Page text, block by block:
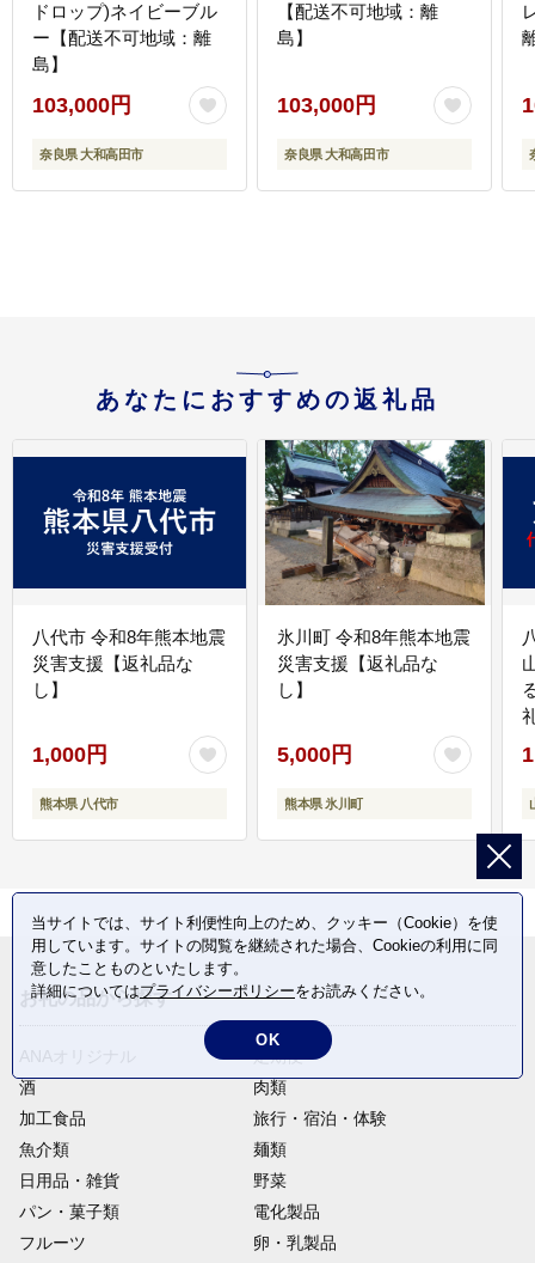
ドロップ)ネイビーブル
ー【配送不可地域：離
島】
103,000円
奈良県 大和高田市
【配送不可地域：離
島】
103,000円
奈良県 大和高田市
あなたにおすすめの返礼品
八代市 令和8年熊本地震
災害支援【返礼品な
し】
1,000円
熊本県 八代市
氷川町 令和8年熊本地震
災害支援【返礼品な
し】
5,000円
熊本県 氷川町
お礼の品から探す
定期便
酒
肉類
加工食品
旅行・宿泊・体験
魚介類
麺類
日用品・雑貨
野菜
パン・菓子類
電化製品
フルーツ
卵・乳製品
当サイトでは、サイト利便性向上のため、クッキー（Cookie）を使
用しています。サイトの閲覧を継続された場合、Cookieの利用に同
意したことものといたします。
詳細についてはプライバシーポリシーをお読みください。
OK